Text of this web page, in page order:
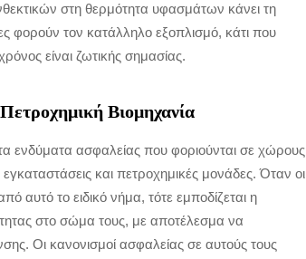
στη θερμότητα υφασμάτων κάνει τη
φορούν τον κατάλληλο εξοπλισμό, κάτι που
είναι ζωτικής σημασίας.
Βιομηχανία
ενδύματα ασφαλείας που φοριούνται σε χώρους
και πετροχημικές μονάδες. Όταν οι
αυτό το ειδικό νήμα, τότε εμποδίζεται η
στο σώμα τους, με αποτέλεσμα να
Οι κανονισμοί ασφαλείας σε αυτούς τους